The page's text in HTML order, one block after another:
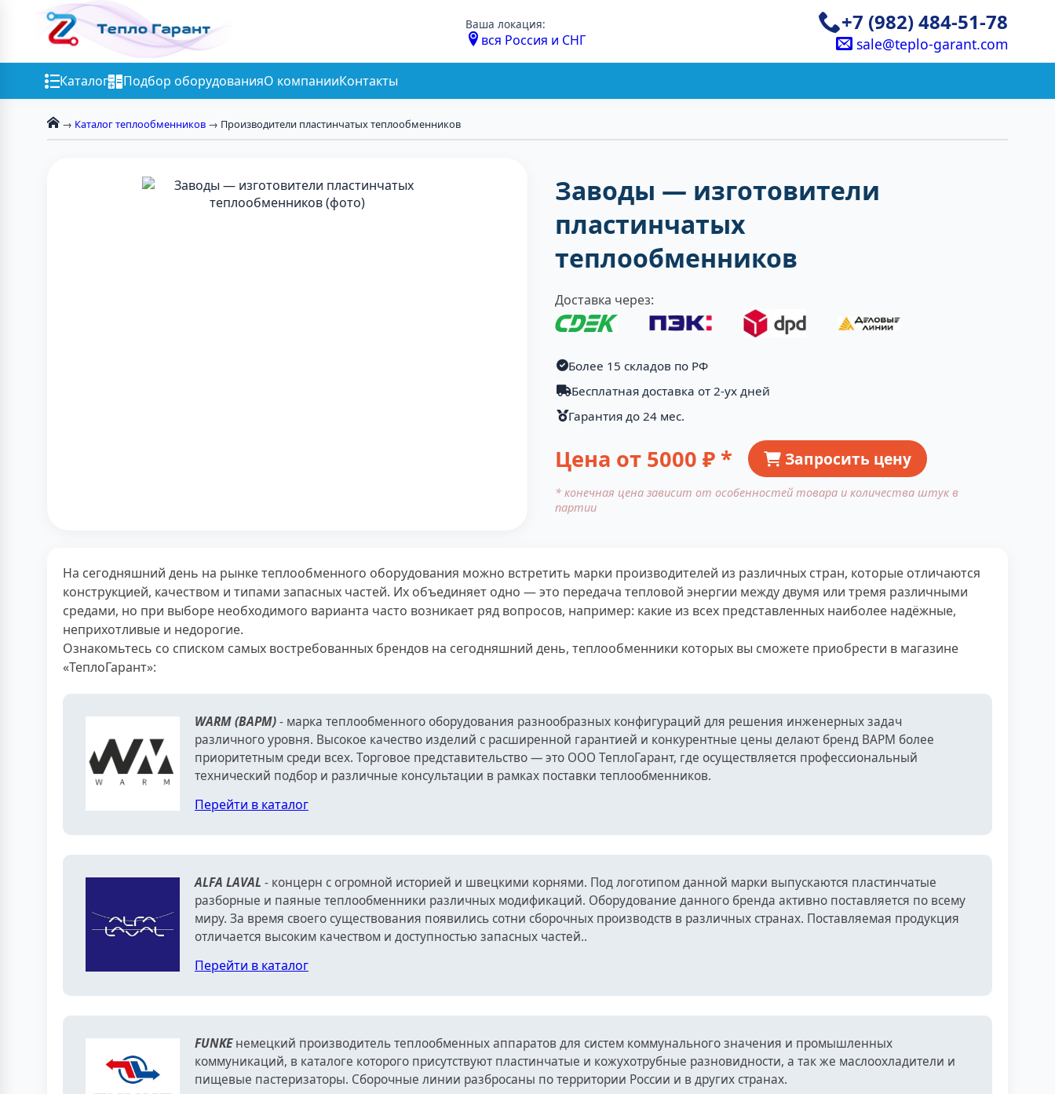
Ваша локация:
вся Россия и СНГ
+7 (982) 484-51-78
sale@teplo-garant.com
Каталог Подбор оборудованияО компанииКонтакты
→ Каталог теплообменников → Производители пластинчатых теплообменников
Заводы — изготовители
пластинчатых
теплообменников
Доставка через:
Более 15 складов по РФ
Бесплатная доставка от 2-ух дней
Гарантия до 24 мес.
Цена от 5000 ₽ * Запросить цену
* конечная цена зависит от особенностей товара и количества штук в
партии
На сегодняшний день на рынке теплообменного оборудования можно встретить марки производителей из различных стран, которые отличаются
конструкцией, качеством и типами запасных частей. Их объединяет одно — это передача тепловой энергии между двумя или тремя различными
средами, но при выборе необходимого варианта часто возникает ряд вопросов, например: какие из всех представленных наиболее надёжные,
неприхотливые и недорогие.
Ознакомьтесь со списком самых востребованных брендов на сегодняшний день, теплообменники которых вы сможете приобрести в магазине
«ТеплоГарант»:
WARM (ВАРМ)- марка теплообменного оборудования разнообразных конфигураций для решения инженерных задач
различного уровня. Высокое качество изделий с расширенной гарантией и конкурентные цены делают бренд ВАРМ более
приоритетным среди всех. Торговое представительство — это ООО ТеплоГарант, где осуществляется профессиональный
технический подбор и различные консультации в рамках поставки теплообменников.
Перейти в каталог
ALFA LAVAL - концерн с огромной историей и швецкими корнями. Под логотипом данной марки выпускаются пластинчатые
разборные и паяные теплообменники различных модификаций. Оборудование данного бренда активно поставляется по всему
миру. За время своего существования появились сотни сборочных производств в различных странах. Поставляемая продукция
отличается высоким качеством и доступностью запасных частей..
Перейти в каталог
FUNKEнемецкий производитель теплообменных аппаратов для систем коммунального значения и промышленных
коммуникаций, в каталоге которого присутствуют пластинчатые и кожухотрубные разновидности, а так же маслоохладители и
пищевые пастеризаторы. Сборочные линии разбросаны по территории России и в других странах.